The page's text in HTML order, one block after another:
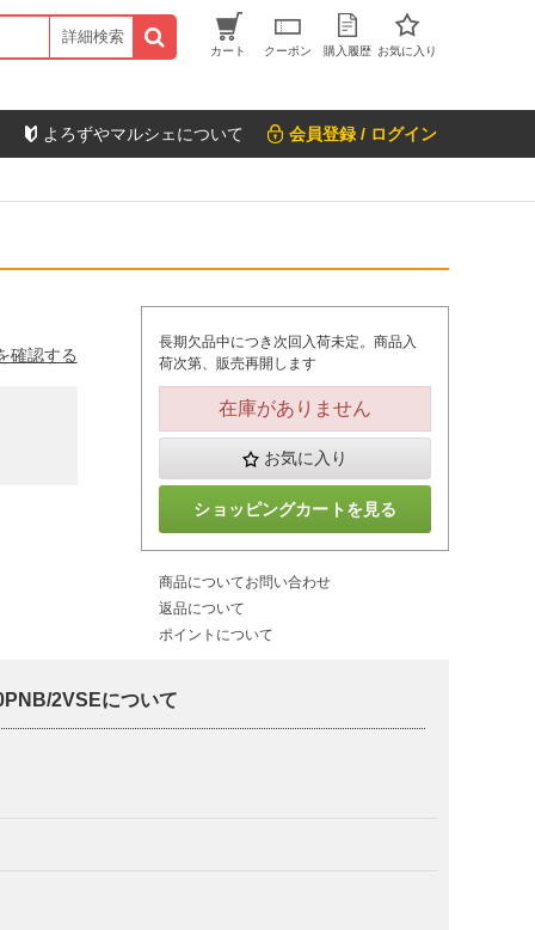
詳細検索
カート クーポン 購入履歴 お気に入り
よろずやマルシェについて 会員登録 / ログイン
確認する
長期欠品中につき次回入荷未定。商品入
荷次第、販売再開します
在庫がありません
お気に入り
ショッピングカートを見る
商品についてお問い合わせ
返品について
ポイントについて
2VSEについて